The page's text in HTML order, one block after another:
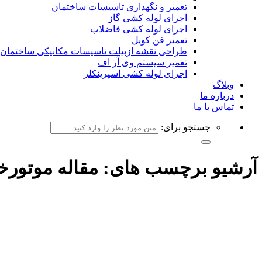
تعمیر و نگهداری تاسیسات ساختمان
اجرای لوله کشی گاز
اجرای لوله کشی فاضلاب
تعمیر فن کویل
طراحی نقشه ازبیلت تاسیسات مکانیکی ساختمان
تعمیر سیستم وی آر اف
اجرای لوله کشی اسپرینکلر
وبلاگ
درباره ما
تماس با ما
جستجو برای:
آرشیو برچسب های: مقاله